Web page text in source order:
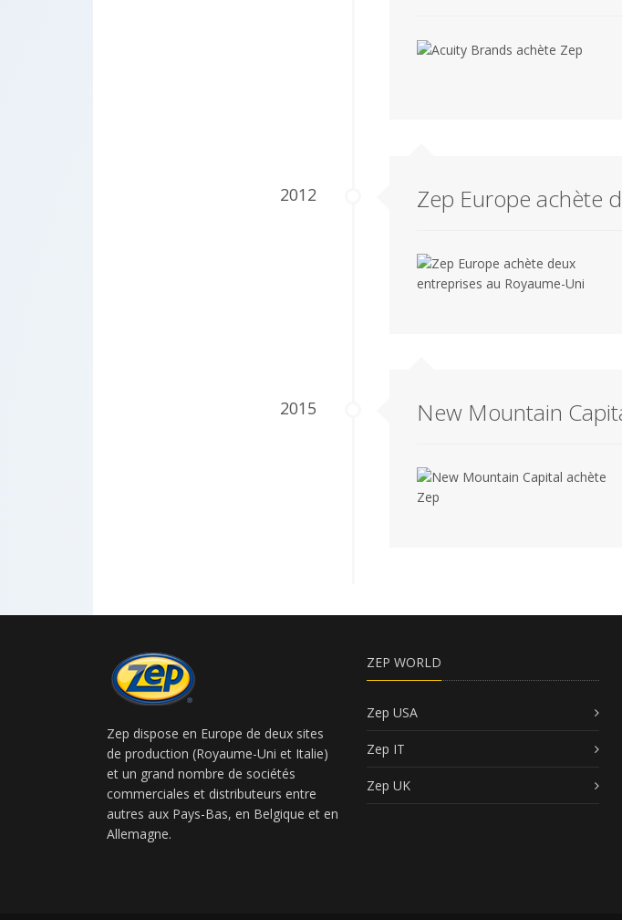
2012 Zep Europe achète
2015 New Mountain
Zep dispose en Europe de deux sites
de production (Royaume-Uni et Italie)
et un grand nombre de sociétés
commerciales et distributeurs entre
autres aux Pays-Bas, en Belgique et en
Allemagne.
ZEP WORLD
Zep USA
Zep IT
Zep UK